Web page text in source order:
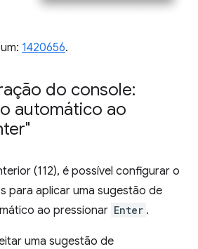
1420656.
do console:
automático ao
(112), é possível configurar o
para aplicar uma sugestão de
ao pressionar Enter .
uma sugestão de